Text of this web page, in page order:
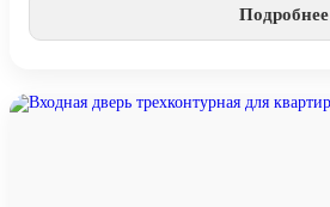
Подробнее